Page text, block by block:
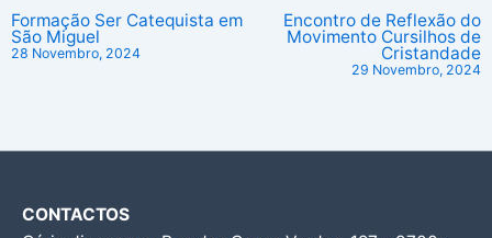
Formação Ser Catequista em
São Miguel
28 Novembro, 2024
Encontro de Reflexão do
Movimento Cursilhos de
Cristandade
29 Novembro, 2024
CONTACTOS